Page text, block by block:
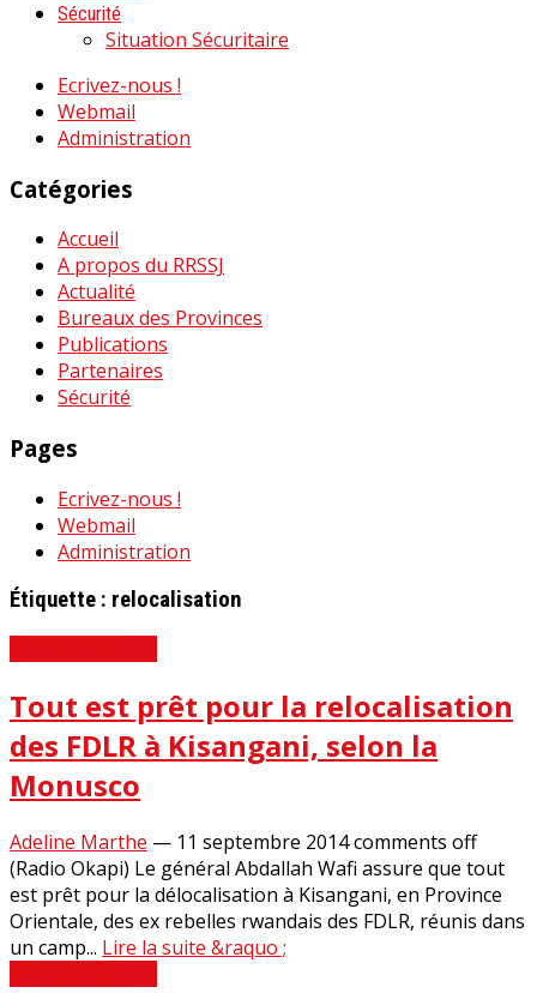
Sécurité
Situation Sécuritaire
Ecrivez-nous !
Webmail
Administration
Catégories
Accueil
A propos du RRSSJ
Actualité
Bureaux des Provinces
Publications
Partenaires
Sécurité
Pages
Ecrivez-nous !
Webmail
Administration
Étiquette : relocalisation
Tout est prêt pour la relocalisation
des FDLR à Kisangani, selon la
Monusco
Adeline Marthe — 11 septembre 2014comments off
(Radio Okapi) Le général Abdallah Wafi assure que tout
est prêt pour la délocalisation à Kisangani, en Province
Orientale, des ex rebelles rwandais des FDLR, réunis dans
un camp... Lire la suite &raquo ;